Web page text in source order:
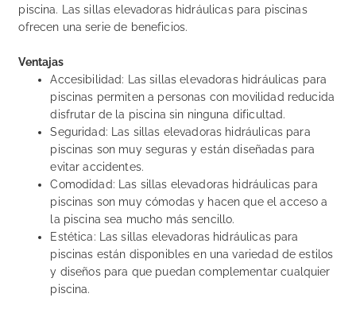
piscina. Las sillas elevadoras hidráulicas para piscinas
ofrecen una serie de beneficios.
Ventajas
Accesibilidad: Las sillas elevadoras hidráulicas para
piscinas permiten a personas con movilidad reducida
disfrutar de la piscina sin ninguna dificultad.
Seguridad: Las sillas elevadoras hidráulicas para
piscinas son muy seguras y están diseñadas para
evitar accidentes.
Comodidad: Las sillas elevadoras hidráulicas para
piscinas son muy cómodas y hacen que el acceso a
la piscina sea mucho más sencillo.
Estética: Las sillas elevadoras hidráulicas para
piscinas están disponibles en una variedad de estilos
y diseños para que puedan complementar cualquier
piscina.